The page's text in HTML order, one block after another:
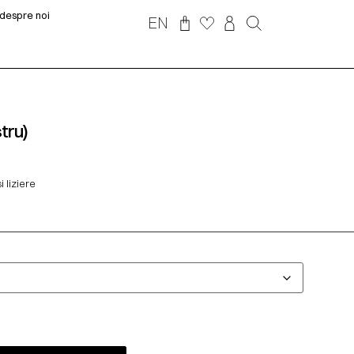
despre noi
EN
liziere